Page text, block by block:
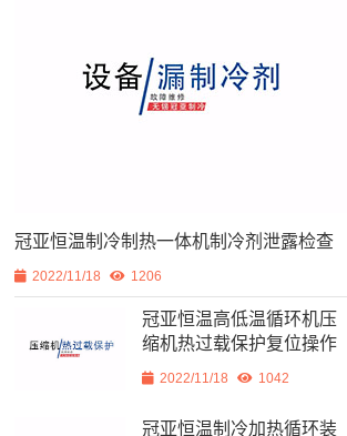
冠亚恒温制冷制热一体机制冷剂泄露检查
2022/11/18 1206
冠亚恒温高低温循环机压
缩机热过载保护复位操作
2022/11/18 1042
冠亚恒温制冷加热循环装